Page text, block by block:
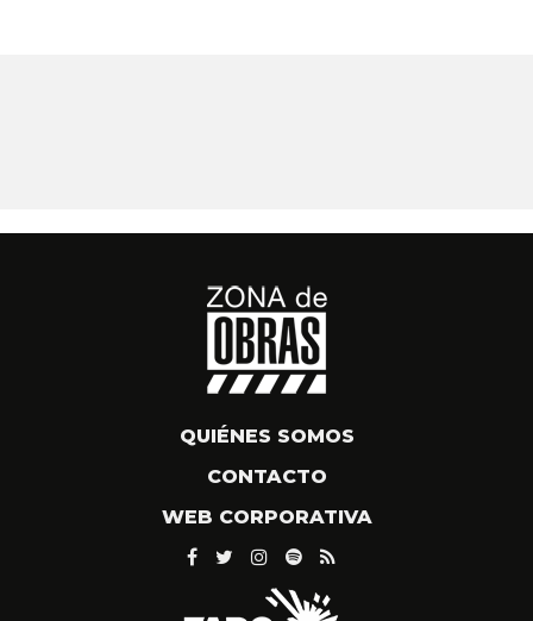
QUIÉNES SOMOS
CONTACTO
WEB CORPORATIVA